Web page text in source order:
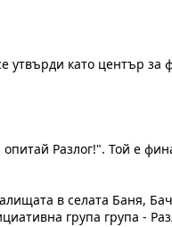
утвърди като център за
Разлог!". Той е
в селата Баня,
група група -